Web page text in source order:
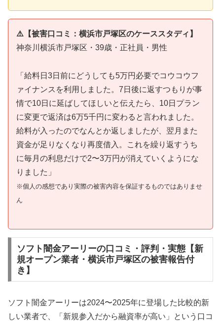
⚠️【被害口コミ：横浜市戸塚区のケーススタディ】
神奈川横浜市戸塚区・39歳・正社員・男性
「給料日3日前にどうしても5万円必要でコウコウフ
ァイナンスを利用しました。7日後に返すつもりが事
情で10日に延ばしてほしいと伝えたら、10日プラン
に変更で返済は6万5千円に変わると言われました。
給料が入ったのでなんとか返しましたが、翌月また
資金が足りなくなり再度借入。これを繰り返すうち
に毎月の利息だけで2〜3万円が消えていくようにな
りました」
※個人の感想であり実際の被害内容を保証するものではありませ
ん
ソフト闇金アーリーの口コミ・評判・実態【新
規オープン業者・横浜市戸塚区の被害報告付
き】
ソフト闇金アーリーは2024〜2025年に登場した比較的新
しい業者で、「新規参入だから融資率が高い」という口コ